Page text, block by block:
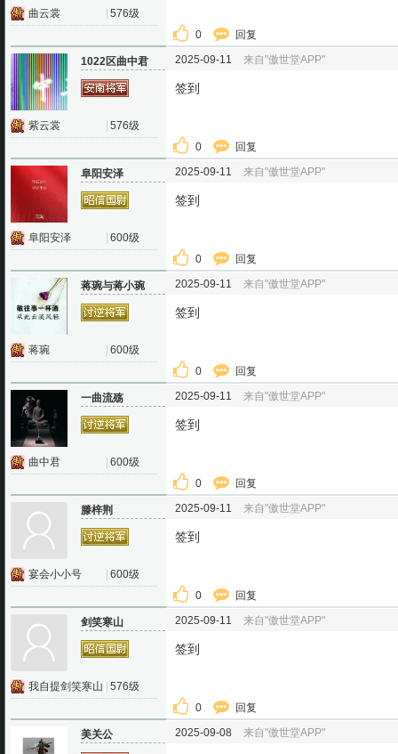
曲云裳
576级
0
回复
1022区曲中君
紫云裳 576级
2025-09-11 来自"傲世堂APP"
签到
0 回复
阜阳安泽
阜阳安泽 600级
2025-09-11 来自"傲世堂APP"
签到
0 回复
蒋琬与蒋小琬
蒋琬 600级
2025-09-11 来自"傲世堂APP"
签到
0 回复
一曲流殇
曲中君 600级
2025-09-11 来自"傲世堂APP"
签到
0 回复
滕梓荆
宴会小小号 600级
2025-09-11 来自"傲世堂APP"
签到
0 回复
剑笑寒山
我自提剑笑寒山 576级
2025-09-11 来自"傲世堂APP"
签到
0 回复
美关公 2025-09-08 来自"傲世堂APP"